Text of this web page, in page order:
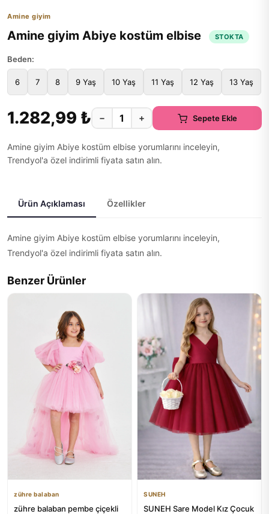
Amine giyim
Amine giyim Abiye kostüm elbise STOKTA
Beden:
6 7 8 9 Yaş 10 Yaş 11 Yaş 12 Yaş 13 Yaş
1.282,99 ₺ − + Sepete Ekle
Amine giyim Abiye kostüm elbise yorumlarını inceleyin,
Trendyol'a özel indirimli fiyata satın alın.
Ürün Açıklaması Özellikler
Amine giyim Abiye kostüm elbise yorumlarını inceleyin,
Trendyol'a özel indirimli fiyata satın alın.
Benzer Ürünler
zühre balaban
zühre balaban pembe çiçekli
SUNEH
SUNEH Sare Model Kız Çocuk